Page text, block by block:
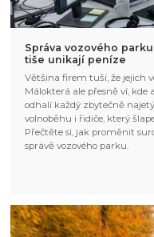
Správa vozového
tiše unikají peníze
Většina firem tuší, že jejich
Málokterá ale přesně ví, kde
odhalí každý zbytečně
volnoběhu i řidiče, který
Přečtěte si, jak proměnit
správě vozového parku.